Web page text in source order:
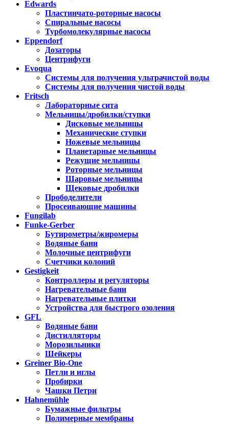
Edwards
Пластинчато-роторные насосы
Спиральные насосы
Турбомолекулярные насосы
Eppendorf
Дозаторы
Центрифуги
Evoqua
Системы для получения ультрачистой воды
Системы для получения чистой воды
Fritsch
Лабораторные сита
Мельницы/дробилки/ступки
Дисковые мельницы
Механические ступки
Ножевые мельницы
Планетарные мельницы
Режущие мельницы
Роторные мельницы
Шаровые мельницы
Щековые дробилки
Прободелители
Просеивающие машины
Fungilab
Funke-Gerber
Бутирометры/жиромеры
Водяные бани
Молочные центрифуги
Счетчики колоний
Gestigkeit
Контроллеры и регуляторы
Нагревательные бани
Нагревательные плитки
Устройства для быстрого озоления
GFL
Водяные бани
Дистилляторы
Морозильники
Шейкеры
Greiner Bio-One
Петли и иглы
Пробирки
Чашки Петри
Hahnemühle
Бумажные фильтры
Полимерные мембраны